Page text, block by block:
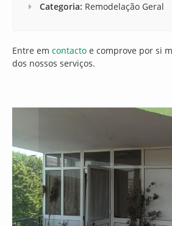
Categoria: Remodelação Geral
Entre em contacto e comprove por si
dos nossos serviços.